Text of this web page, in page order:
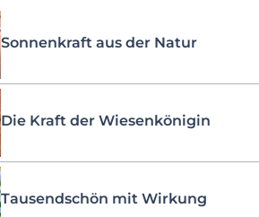
Sonnenkraft aus der Natur
Die Kraft der Wiesenkönigin
Tausendschön mit Wirkung